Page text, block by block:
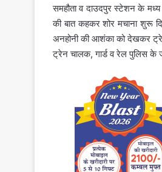
समहौता व दाउदपुर स्टेशन के
की बात कहकर शोर मचाना शुरू
अनहोनी की आशंका को देखकर
ट्रेन चालक, गार्ड व रेल पुलिस के